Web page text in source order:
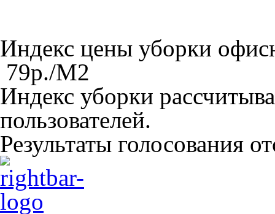
Индекс цены уборки
79р./M2
Индекс уборки
пользователей.
Результаты голосования